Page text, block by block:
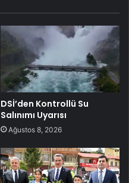
DSİ’den Kontrollü Su
Salınımı Uyarısı
Ağustos 8, 2026